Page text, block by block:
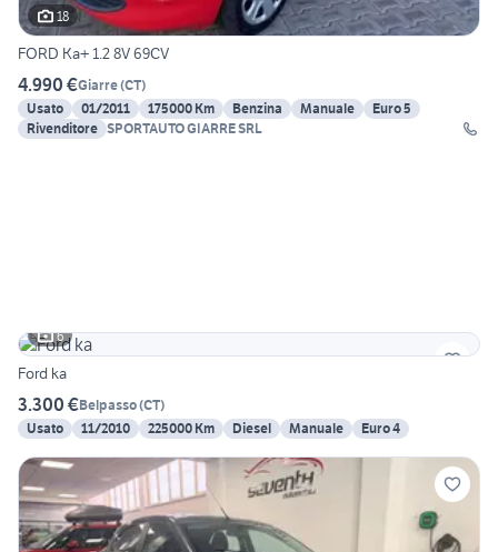
18
FORD Ka+ 1.2 8V 69CV
4.990 €Giarre(CT)
Usato
01/2011 175000 Km Benzina Manuale
Euro 5
Rivenditore SPORTAUTO GIARRE SRL
6
Ford ka
3.300 €Belpasso(CT)
Usato
11/2010 225000 Km Diesel Manuale Euro 4